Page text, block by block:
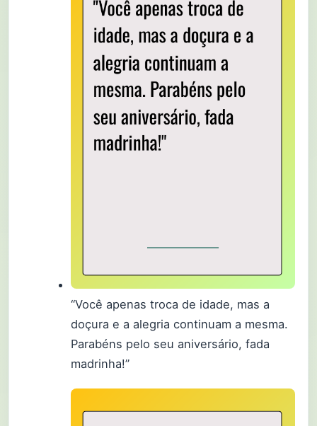
“Você apenas troca de idade, mas a
doçura e a alegria continuam a mesma.
Parabéns pelo seu aniversário, fada
madrinha!”